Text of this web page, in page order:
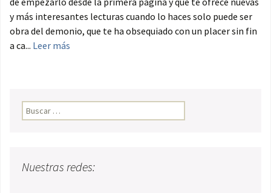
y más interesantes lecturas cuando lo haces solo puede ser
obra del demonio, que te ha obsequiado con un placer sin fin
a ca... Leer más
Buscar:
Nuestras redes: